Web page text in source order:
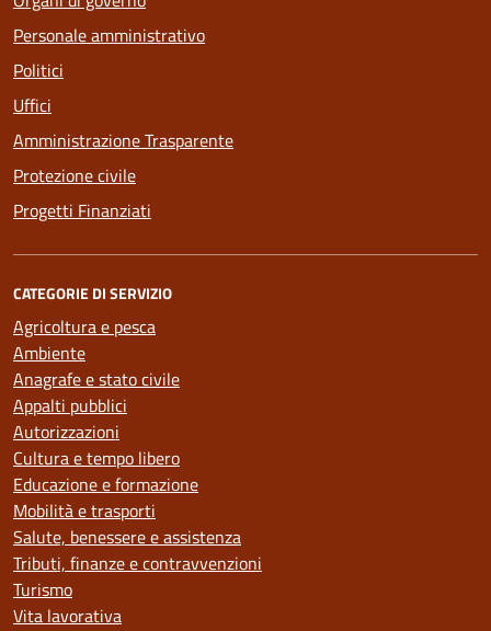
Personale amministrativo
Politici
Uffici
Amministrazione Trasparente
Protezione civile
Progetti Finanziati
CATEGORIE DI SERVIZIO
Agricoltura e pesca
Ambiente
Anagrafe e stato civile
Appalti pubblici
Autorizzazioni
Cultura e tempo libero
Educazione e formazione
Mobilità e trasporti
Salute, benessere e assistenza
Tributi, finanze e contravvenzioni
Turismo
Vita lavorativa